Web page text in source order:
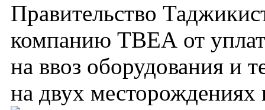
Правительство
компанию ТВЕА от
на ввоз оборудования и
на двух